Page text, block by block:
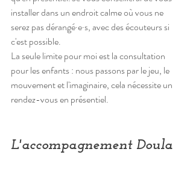
installer dans un endroit calme où vous ne
serez pas dérangé·e·s, avec des écouteurs si
c'est possible.
La seule limite pour moi est la consultation
pour les enfants : nous passons par le jeu, le
mouvement et l'imaginaire, cela nécessite un
rendez-vous en présentiel.
L'accompagnement Doula